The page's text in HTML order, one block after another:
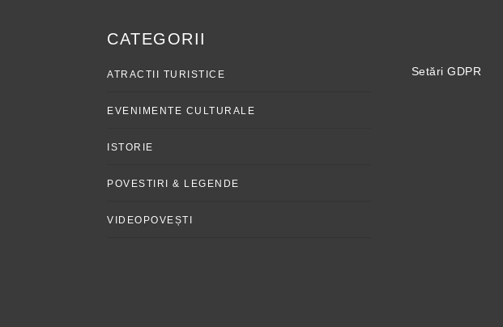
CATEGORII
ATRACTII TURISTICE
EVENIMENTE CULTURALE
ISTORIE
POVESTIRI & LEGENDE
VIDEOPOVEȘTI
Setări GDPR